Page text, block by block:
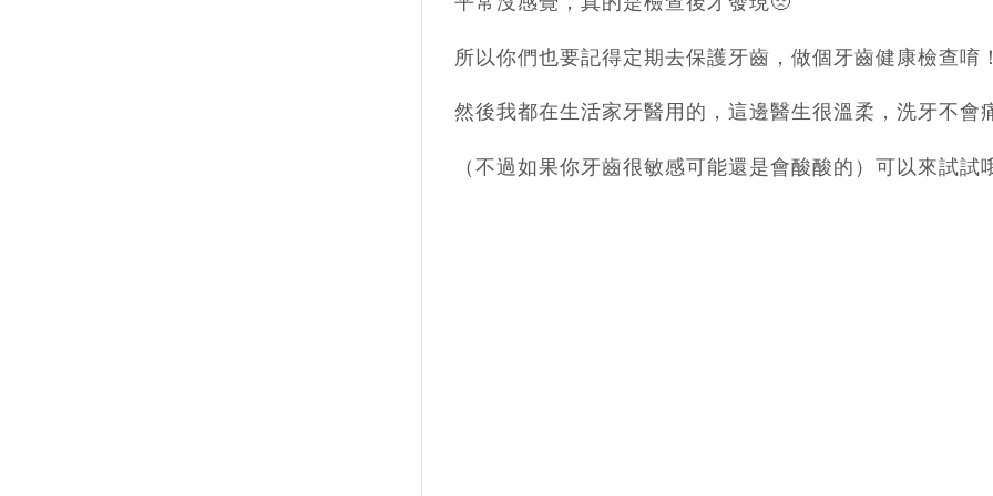
所以你們也要記得定期去保護牙齒，做個牙齒健康檢查唷！
然後我都在生活家牙醫用的，這邊醫生很溫柔，洗牙不會
（不過如果你牙齒很敏感可能還是會酸酸的）可以來試試